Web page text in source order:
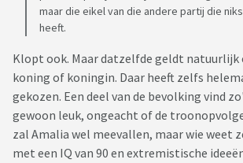
maar die eikel van die andere partij die
heeft.
Klopt ook. Maar datzelfde geldt natuurlijk
koning of koningin. Daar heeft zelfs
gekozen. Een deel van de bevolking vind
gewoon leuk, ongeacht of de
zal Amalia wel meevallen, maar wie weet
met een IQ van 90 en extremistische